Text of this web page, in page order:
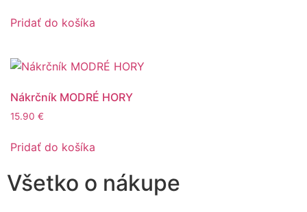
Pridať do košíka
Nákrčník MODRÉ HORY
15.90 €
Pridať do košíka
Všetko o nákupe